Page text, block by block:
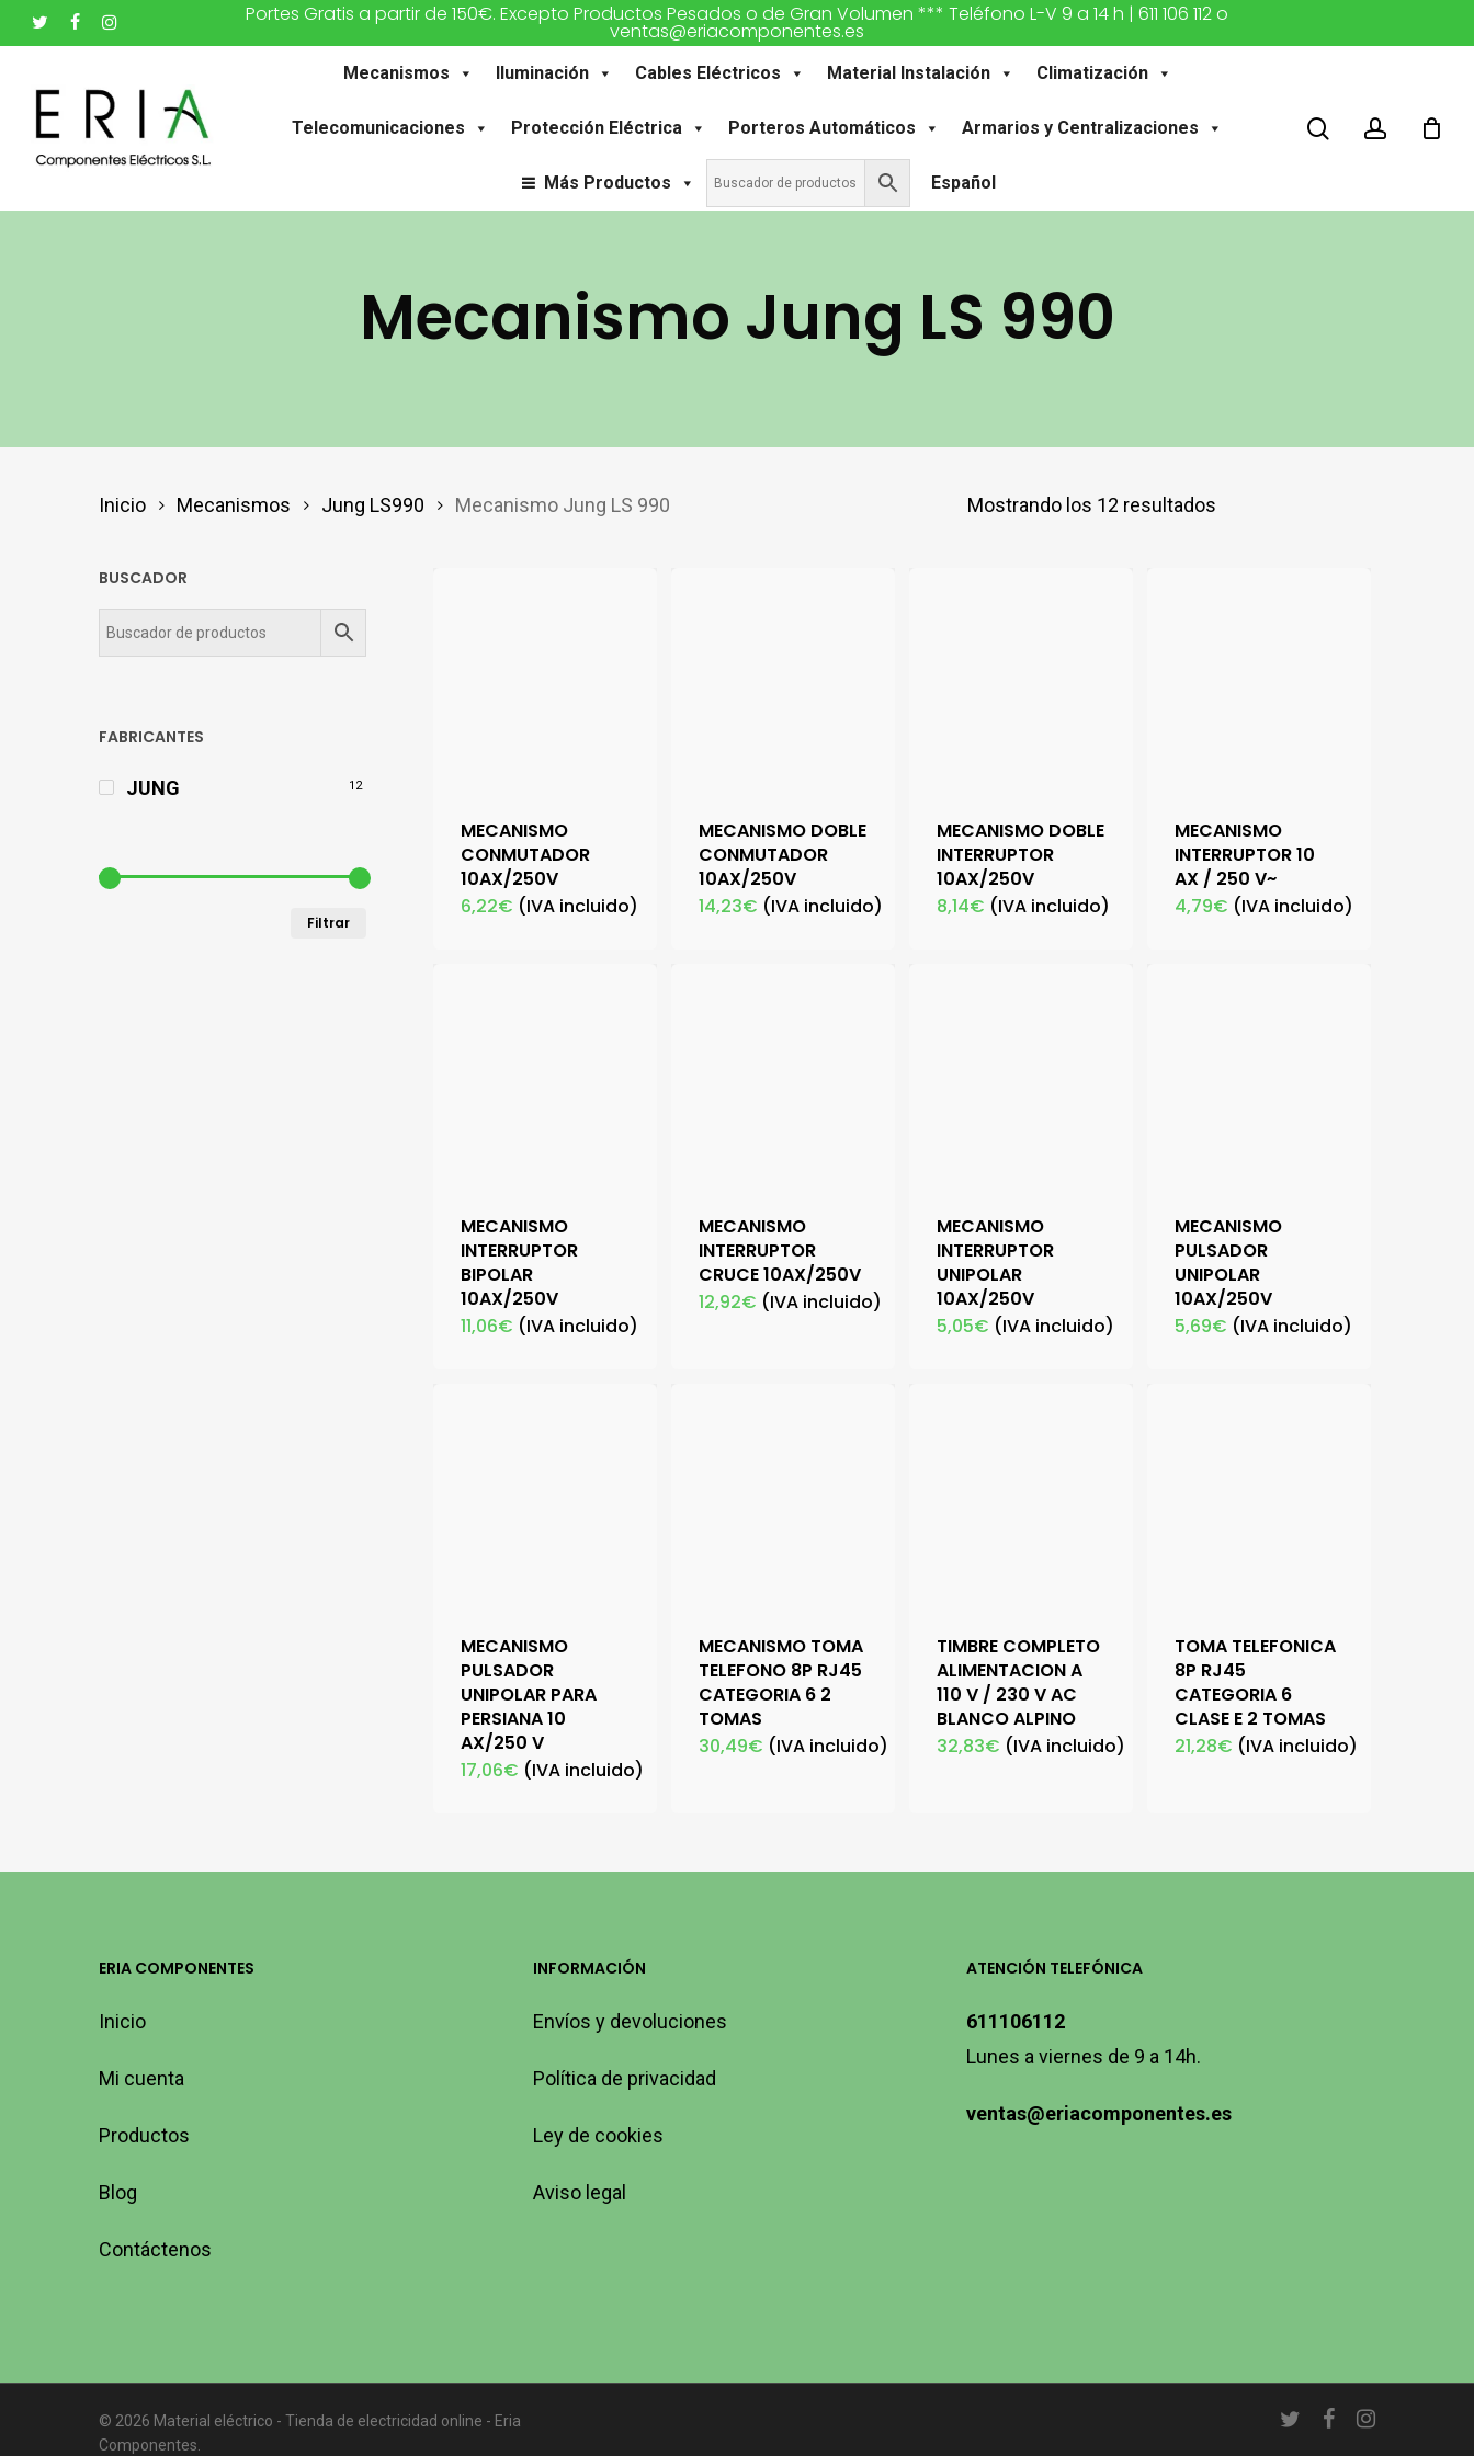
Saltar
al
contenido
principal
twitter facebookinstagram Portes Gratis a partir de 150€. Excepto Productos Pesados o de Gran Volumen *** Teléfono L-V 9 a 14 h | 611 106 112 o
ventas@eriacomponentes.es
Mecanismos Iluminación Cables Eléctricos Material Instalación Climatización
Telecomunicaciones Protección Eléctrica Porteros Automáticos Armarios y Centralizaciones
Más Productos Español
buscaraccount
Mecanismo Jung LS 990
Mostrando los 12 resultados
Inicio Mecanismos Jung LS990 Mecanismo Jung LS 990
BUSCADOR
FABRICANTES
JUNG 12
Filtrar
MECANISMO
CONMUTADOR
10AX/250V
6,22€ (IVA incluido)
MECANISMO DOBLE
CONMUTADOR
10AX/250V
14,23€ (IVA incluido)
MECANISMO DOBLE
INTERRUPTOR
10AX/250V
8,14€ (IVA incluido)
MECANISMO
INTERRUPTOR 10
AX / 250 V~
4,79€ (IVA incluido)
MECANISMO
INTERRUPTOR
BIPOLAR
10AX/250V
11,06€ (IVA incluido)
MECANISMO
INTERRUPTOR
CRUCE 10AX/250V
12,92€ (IVA incluido)
MECANISMO
INTERRUPTOR
UNIPOLAR
10AX/250V
5,05€ (IVA incluido)
MECANISMO
PULSADOR
UNIPOLAR
10AX/250V
5,69€ (IVA incluido)
MECANISMO
PULSADOR
UNIPOLAR PARA
PERSIANA 10
AX/250 V
17,06€ (IVA incluido)
MECANISMO TOMA
TELEFONO 8P RJ45
CATEGORIA 6 2
TOMAS
30,49€ (IVA incluido)
TIMBRE COMPLETO
ALIMENTACION A
110 V / 230 V AC
BLANCO ALPINO
32,83€ (IVA incluido)
TOMA TELEFONICA
8P RJ45
CATEGORIA 6
CLASE E 2 TOMAS
21,28€ (IVA incluido)
ERIA COMPONENTES
Inicio
Mi cuenta
Productos
Blog
Contáctenos
INFORMACIÓN
Envíos y devoluciones
Política de privacidad
Ley de cookies
Aviso legal
ATENCIÓN TELEFÓNICA
611106112
Lunes a viernes de 9 a 14h.
ventas@eriacomponentes.es
© 2026 Material eléctrico - Tienda de electricidad online - Eria
Componentes.
twitterfacebookinstagram